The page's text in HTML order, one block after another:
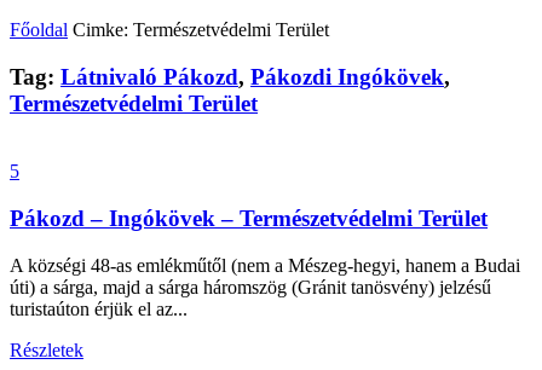
Főoldal Cimke: Természetvédelmi Terület
Tag: Látnivaló Pákozd, Pákozdi Ingókövek,
Természetvédelmi Terület
5
Pákozd – Ingókövek – Természetvédelmi Terület
A községi 48-as emlékműtől (nem a Mészeg-hegyi, hanem a Budai
úti) a sárga, majd a sárga háromszög (Gránit tanösvény) jelzésű
turistaúton érjük el az...
Részletek